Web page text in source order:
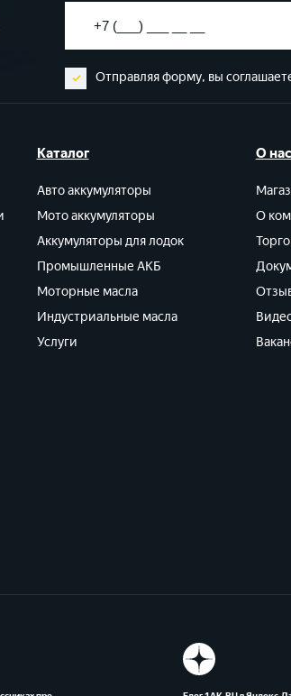
Отправляя форму, вы
Каталог
Авто аккумуляторы
Мото аккумуляторы
Аккумуляторы для лодок
Промышленные АКБ
Моторные масла
Индустриальные масла
Услуги
О нас
О